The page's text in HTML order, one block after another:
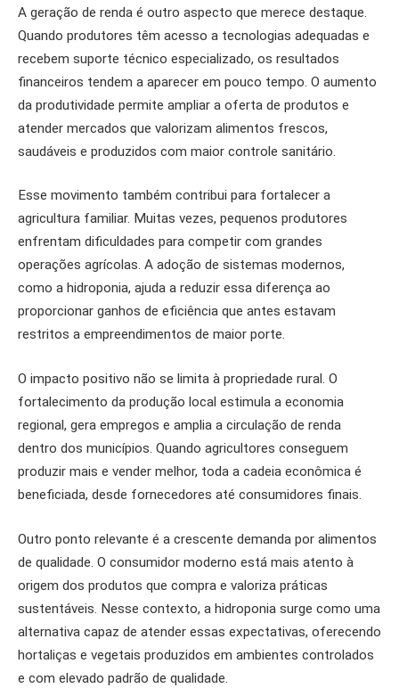
A geração de renda é outro aspecto que merece destaque.
Quando produtores têm acesso a tecnologias adequadas e
recebem suporte técnico especializado, os resultados
financeiros tendem a aparecer em pouco tempo. O aumento
da produtividade permite ampliar a oferta de produtos e
atender mercados que valorizam alimentos frescos,
saudáveis e produzidos com maior controle sanitário.
Esse movimento também contribui para fortalecer a
agricultura familiar. Muitas vezes, pequenos produtores
enfrentam dificuldades para competir com grandes
operações agrícolas. A adoção de sistemas modernos,
como a hidroponia, ajuda a reduzir essa diferença ao
proporcionar ganhos de eficiência que antes estavam
restritos a empreendimentos de maior porte.
O impacto positivo não se limita à propriedade rural. O
fortalecimento da produção local estimula a economia
regional, gera empregos e amplia a circulação de renda
dentro dos municípios. Quando agricultores conseguem
produzir mais e vender melhor, toda a cadeia econômica é
beneficiada, desde fornecedores até consumidores finais.
Outro ponto relevante é a crescente demanda por alimentos
de qualidade. O consumidor moderno está mais atento à
origem dos produtos que compra e valoriza práticas
sustentáveis. Nesse contexto, a hidroponia surge como uma
alternativa capaz de atender essas expectativas, oferecendo
hortaliças e vegetais produzidos em ambientes controlados
e com elevado padrão de qualidade.